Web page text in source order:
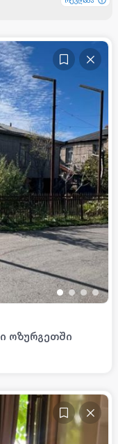
• • ••
ოზურგეთში